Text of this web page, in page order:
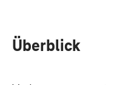
Überblick